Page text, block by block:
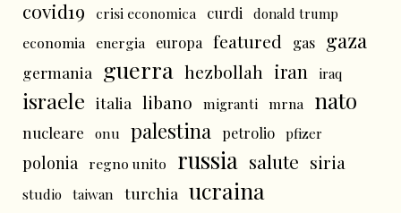
covid19 crisi economica curdi donald trump
economia energia europa featured gas gaza
germania guerra hezbollah iran iraq
israele italia libano migranti mrna nato
nucleare onu palestina petrolio pfizer
polonia regno unito russia salute siria
studio taiwan turchia ucraina